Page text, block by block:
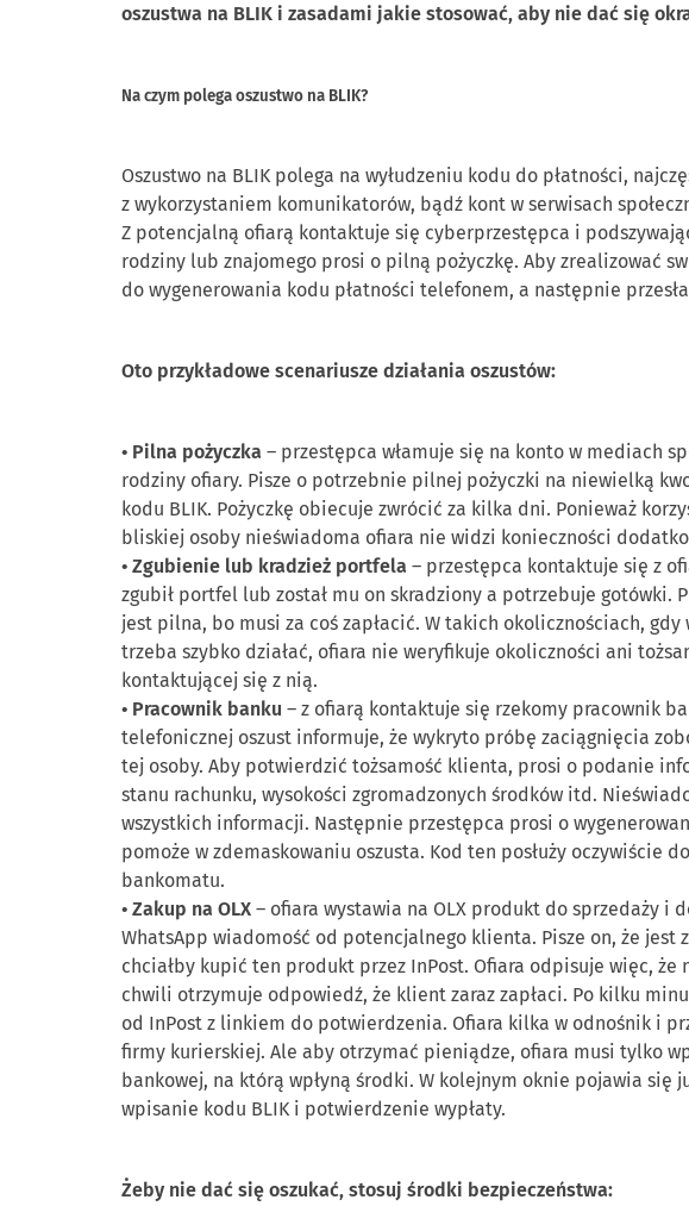
oszustwa na BLIK i zasadami jakie stosować, aby nie dać się
Na czym polega oszustwo na BLIK?
Oszustwo na BLIK polega na wyłudzeniu kodu do płatności,
z wykorzystaniem komunikatorów, bądź kont w serwisach
Z potencjalną ofiarą kontaktuje się cyberprzestępca i
rodziny lub znajomego prosi o pilną pożyczkę. Aby zrealizować
do wygenerowania kodu płatności telefonem, a następnie
Oto przykładowe scenariusze działania oszustów:
• Pilna pożyczka – przestępca włamuje się na konto w mediach
rodziny ofiary. Pisze o potrzebnie pilnej pożyczki na niewielką
kodu BLIK. Pożyczkę obiecuje zwrócić za kilka dni. Ponieważ
bliskiej osoby nieświadoma ofiara nie widzi konieczności
• Zgubienie lub kradzież portfela – przestępca kontaktuje się z
zgubił portfel lub został mu on skradziony a potrzebuje gotówki.
jest pilna, bo musi za coś zapłacić. W takich okolicznościach,
trzeba szybko działać, ofiara nie weryfikuje okoliczności ani
kontaktującej się z nią.
• Pracownik banku – z ofiarą kontaktuje się rzekomy pracownik
telefonicznej oszust informuje, że wykryto próbę zaciągnięcia
tej osoby. Aby potwierdzić tożsamość klienta, prosi o podanie
stanu rachunku, wysokości zgromadzonych środków itd.
wszystkich informacji. Następnie przestępca prosi o
pomoże w zdemaskowaniu oszusta. Kod ten posłuży oczywiście
bankomatu.
• Zakup na OLX – ofiara wystawia na OLX produkt do sprzedaży i
WhatsApp wiadomość od potencjalnego klienta. Pisze on, że jest
chciałby kupić ten produkt przez InPost. Ofiara odpisuje więc,
chwili otrzymuje odpowiedź, że klient zaraz zapłaci. Po kilku
od InPost z linkiem do potwierdzenia. Ofiara kilka w odnośnik i
firmy kurierskiej. Ale aby otrzymać pieniądze, ofiara musi tylko
bankowej, na którą wpłyną środki. W kolejnym oknie pojawia się
wpisanie kodu BLIK i potwierdzenie wypłaty.
Żeby nie dać się oszukać, stosuj środki bezpieczeństwa: